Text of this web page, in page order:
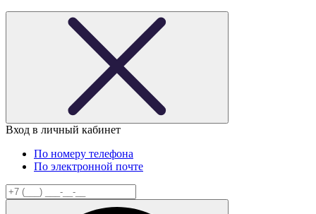
Вход в личный кабинет
По номеру телефона
По электронной почте